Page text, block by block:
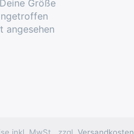
Größe
angesehen